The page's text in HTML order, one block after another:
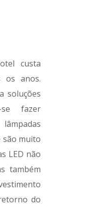
custa
os anos.
soluções
se fazer
são muito
LED não
também
do